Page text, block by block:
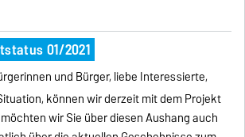
01/2021
und Bürger, liebe Interessierte,
können wir derzeit mit dem Projekt
wir Sie über diesen Aushang auch